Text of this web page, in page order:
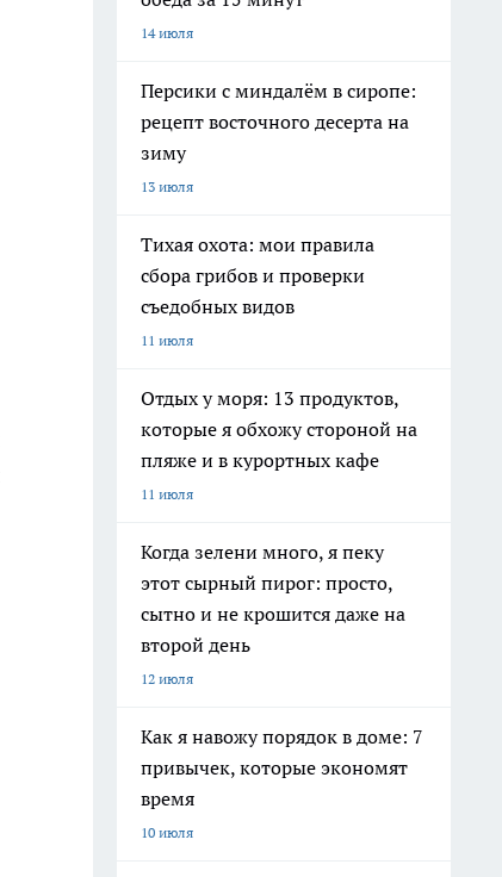
14 июля
Персики с миндалём в сиропе:
рецепт восточного десерта на
зиму
13 июля
Тихая охота: мои правила
сбора грибов и проверки
съедобных видов
11 июля
Отдых у моря: 13 продуктов,
которые я обхожу стороной на
пляже и в курортных кафе
11 июля
Когда зелени много, я пеку
этот сырный пирог: просто,
сытно и не крошится даже на
второй день
12 июля
Как я навожу порядок в доме: 7
привычек, которые экономят
время
10 июля